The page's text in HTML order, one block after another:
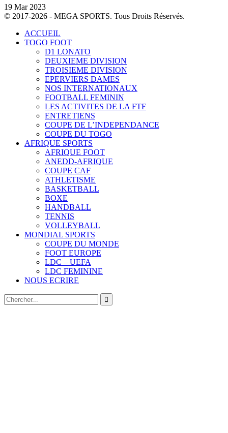
19 Mar 2023
© 2017-2026 - MEGA SPORTS. Tous Droits Réservés.
ACCUEIL
TOGO FOOT
D1 LONATO
DEUXIEME DIVISION
TROISIEME DIVISION
EPERVIERS DAMES
NOS INTERNATIONAUX
FOOTBALL FEMININ
LES ACTIVITES DE LA FTF
ENTRETIENS
COUPE DE L’INDEPENDANCE
COUPE DU TOGO
AFRIQUE SPORTS
AFRIQUE FOOT
ANEDD-AFRIQUE
COUPE CAF
ATHLETISME
BASKETBALL
BOXE
HANDBALL
TENNIS
VOLLEYBALL
MONDIAL SPORTS
COUPE DU MONDE
FOOT EUROPE
LDC – UEFA
LDC FEMININE
NOUS ECRIRE